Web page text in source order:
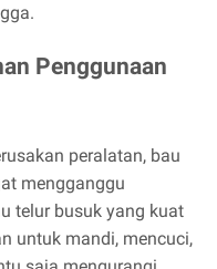
Penggunaan
peralatan, bau
mengganggu
telur busuk yang kuat
untuk mandi, mencuci,